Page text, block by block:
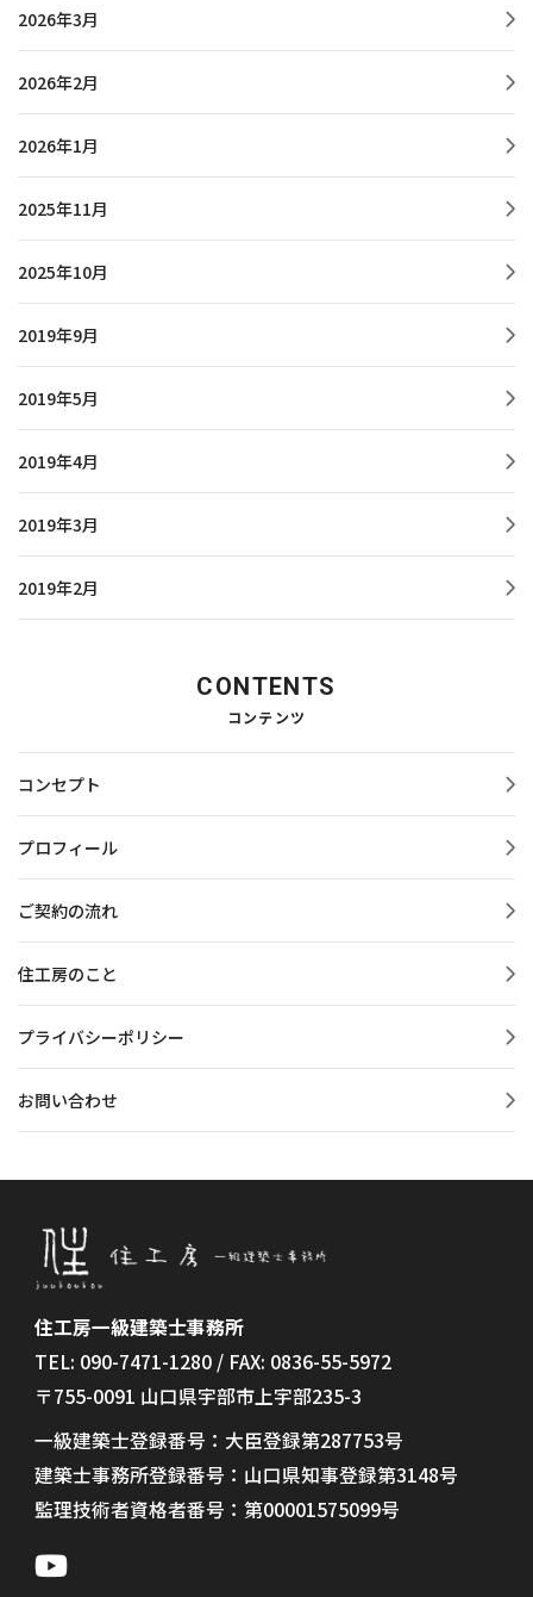
2026年3月
2026年2月
2026年1月
2025年11月
2025年10月
2019年9月
2019年5月
2019年4月
2019年3月
2019年2月
CONTENTS
コンテンツ
コンセプト
プロフィール
ご契約の流れ
住工房のこと
プライバシーポリシー
お問い合わせ
住工房一級建築士事務所
TEL: 090-7471-1280 / FAX: 0836-55-5972
〒755-0091 山口県宇部市上宇部235-3
一級建築士登録番号：大臣登録第287753号
建築士事務所登録番号：山口県知事登録第3148号
監理技術者資格者番号：第00001575099号